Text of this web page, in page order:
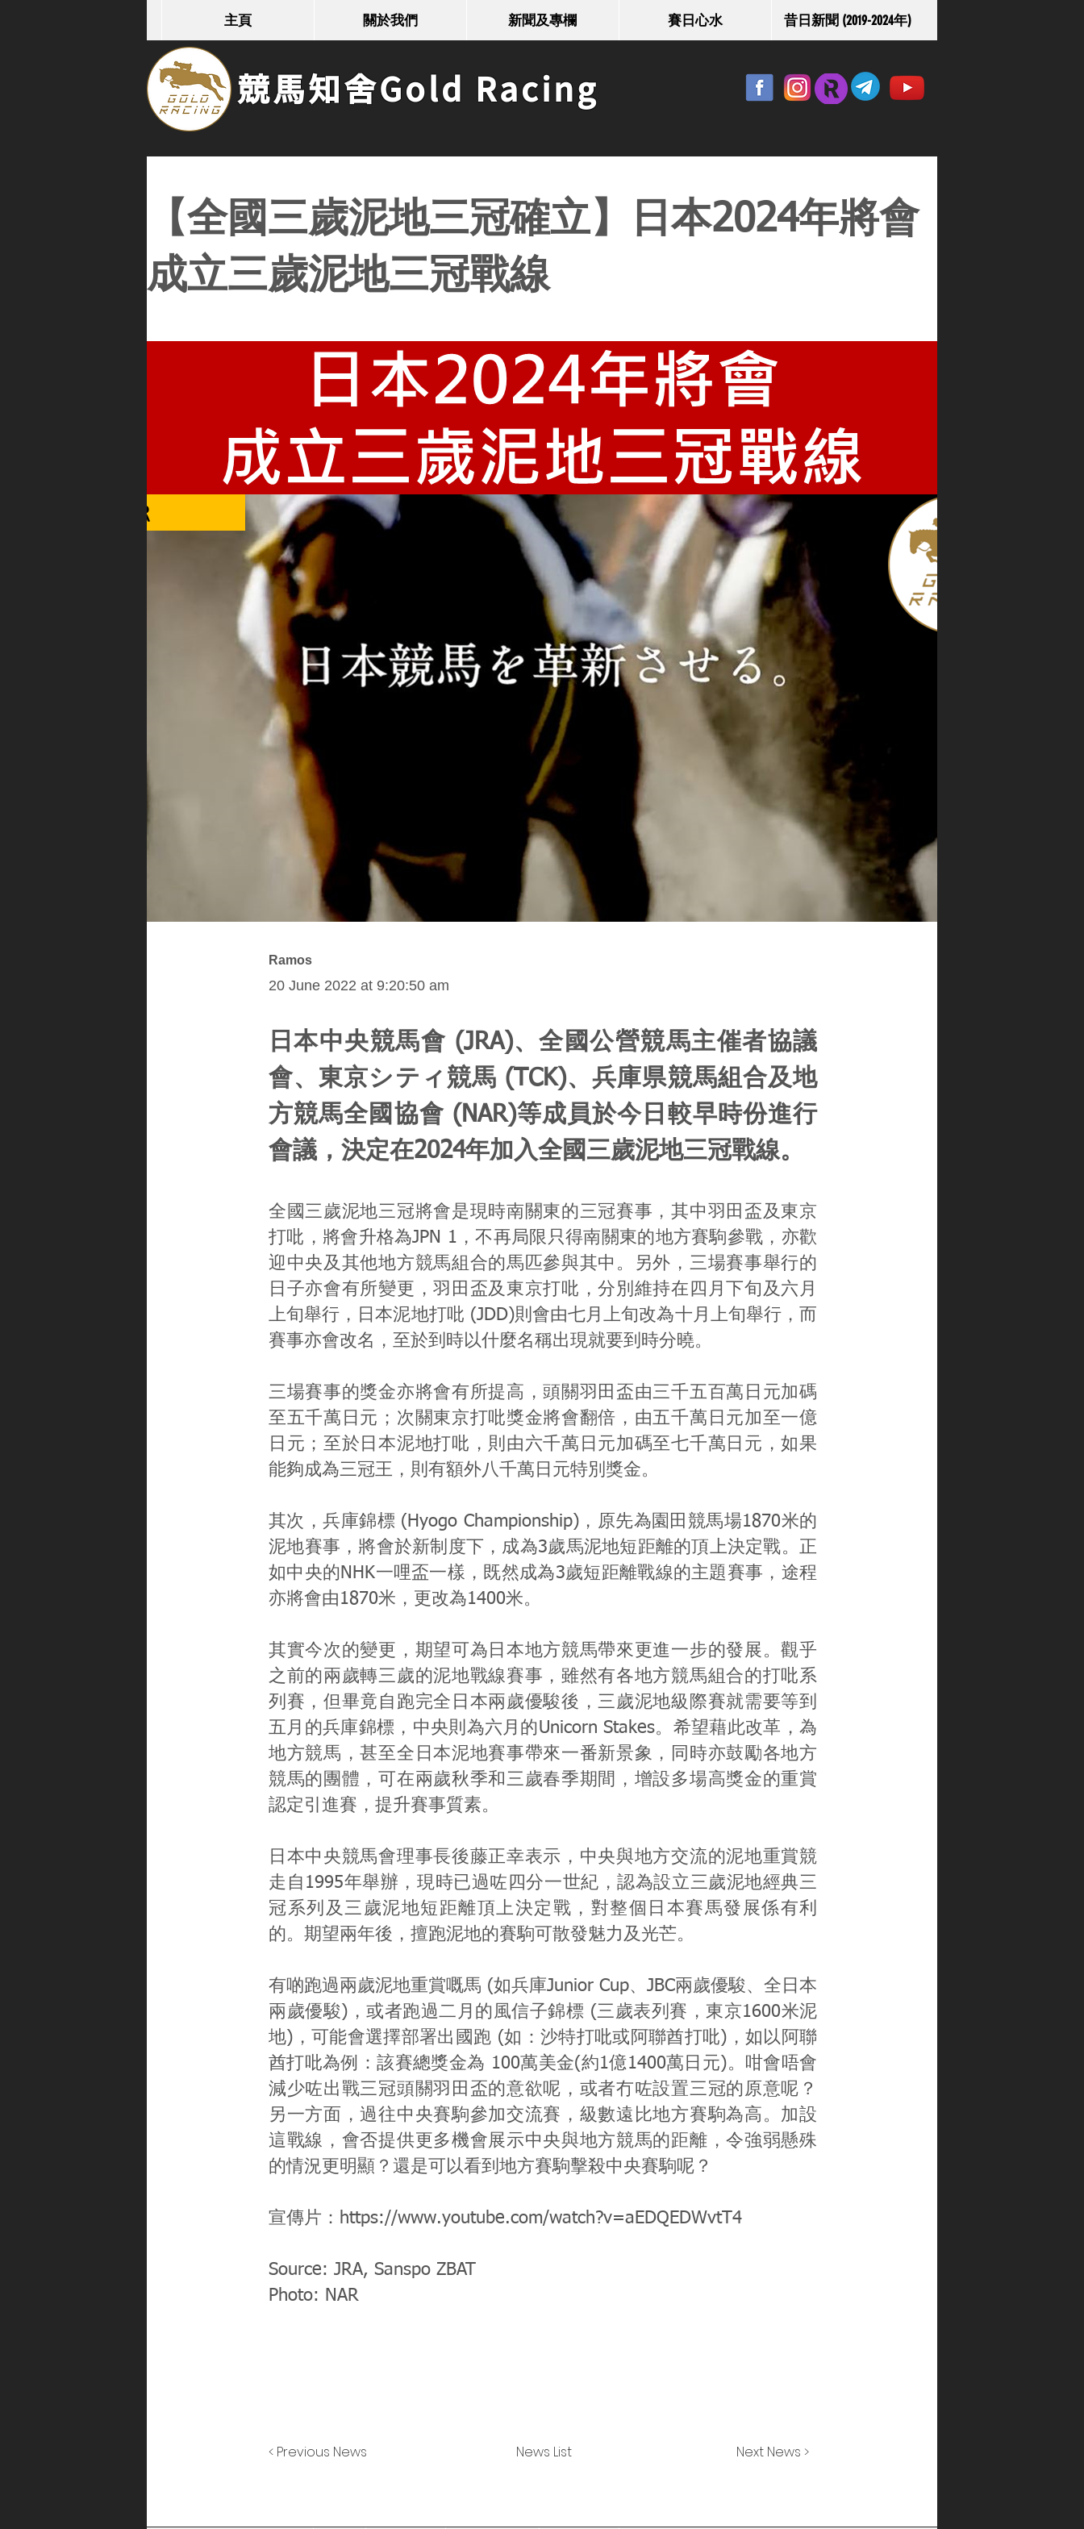
主頁 關於我們 新聞及專欄 賽日心水 昔日新聞 (2019-2024年)
競馬知舍Gold Racing
【全國三歲泥地三冠確立】日本2024年將會
成立三歲泥地三冠戰線
Ramos
20 June 2022 at 9:20:50 am
日本中央競馬會 (JRA)、全國公營競馬主催者協議
會、東京シティ競馬 (TCK)、兵庫県競馬組合及地
方競馬全國協會 (NAR)等成員於今日較早時份進行
會議，決定在2024年加入全國三歲泥地三冠戰線。
全國三歲泥地三冠將會是現時南關東的三冠賽事，其中羽田盃及東京
打吡，將會升格為JPN 1，不再局限只得南關東的地方賽駒參戰，亦歡
迎中央及其他地方競馬組合的馬匹參與其中。另外，三場賽事舉行的
日子亦會有所變更，羽田盃及東京打吡，分別維持在四月下旬及六月
上旬舉行，日本泥地打吡 (JDD)則會由七月上旬改為十月上旬舉行，而
賽事亦會改名，至於到時以什麼名稱出現就要到時分曉。
三場賽事的獎金亦將會有所提高，頭關羽田盃由三千五百萬日元加碼
至五千萬日元；次關東京打吡獎金將會翻倍，由五千萬日元加至一億
日元；至於日本泥地打吡，則由六千萬日元加碼至七千萬日元，如果
能夠成為三冠王，則有額外八千萬日元特別獎金。
其次，兵庫錦標 (Hyogo Championship)，原先為園田競馬場1870米的
泥地賽事，將會於新制度下，成為3歲馬泥地短距離的頂上決定戰。正
如中央的NHK一哩盃一樣，既然成為3歲短距離戰線的主題賽事，途程
亦將會由1870米，更改為1400米。
其實今次的變更，期望可為日本地方競馬帶來更進一步的發展。觀乎
之前的兩歲轉三歲的泥地戰線賽事，雖然有各地方競馬組合的打吡系
列賽，但畢竟自跑完全日本兩歲優駿後，三歲泥地級際賽就需要等到
五月的兵庫錦標，中央則為六月的Unicorn Stakes。希望藉此改革，為
地方競馬，甚至全日本泥地賽事帶來一番新景象，同時亦鼓勵各地方
競馬的團體，可在兩歲秋季和三歲春季期間，增設多場高獎金的重賞
認定引進賽，提升賽事質素。
日本中央競馬會理事長後藤正幸表示，中央與地方交流的泥地重賞競
走自1995年舉辦，現時已過咗四分一世紀，認為設立三歲泥地經典三
冠系列及三歲泥地短距離頂上決定戰，對整個日本賽馬發展係有利
的。期望兩年後，擅跑泥地的賽駒可散發魅力及光芒。
有啲跑過兩歲泥地重賞嘅馬 (如兵庫Junior Cup、JBC兩歲優駿、全日本
兩歲優駿)，或者跑過二月的風信子錦標 (三歲表列賽，東京1600米泥
地)，可能會選擇部署出國跑 (如：沙特打吡或阿聯酋打吡)，如以阿聯
酋打吡為例：該賽總獎金為 100萬美金(約1億1400萬日元)。咁會唔會
減少咗出戰三冠頭關羽田盃的意欲呢，或者冇咗設置三冠的原意呢？
另一方面，過往中央賽駒參加交流賽，級數遠比地方賽駒為高。加設
這戰線，會否提供更多機會展示中央與地方競馬的距離，令強弱懸殊
的情況更明顯？還是可以看到地方賽駒擊殺中央賽駒呢？
宣傳片： https://www.youtube.com/watch?v=aEDQEDWvtT4
Source: JRA, Sanspo ZBAT
Photo: NAR
< Previous News News List Next News >